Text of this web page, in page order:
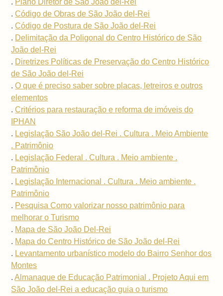
. Plano Diretor de São João del-Rei
.Código de Obras de São João del-Rei
.Código de Postura de São João del-Rei
. Delimitação da Poligonal do Centro Histórico de São
João del-Rei
. Diretrizes Políticas de Preservação do Centro Histórico
de São João del-Rei
.O que é preciso saber sobre placas, letreiros e outros
elementos
.Critérios para restauração e reforma de imóveis do
IPHAN
. Legislação São João del-Rei . Cultura . Meio Ambiente
. Patrimônio
. Legislação Federal . Cultura . Meio ambiente .
Patrimônio
. Legislação Internacional . Cultura . Meio ambiente .
Patrimônio
. Pesquisa Como valorizar nosso patrimônio para
melhorar o Turismo
. Mapa de São João Del-Rei
. Mapa do Centro Histórico de São João del-Rei
. Levantamento urbanístico modelo do Bairro Senhor dos
Montes
.Almanaque de Educação Patrimonial . Projeto Aqui em
São João del-Rei a educação guia o turismo